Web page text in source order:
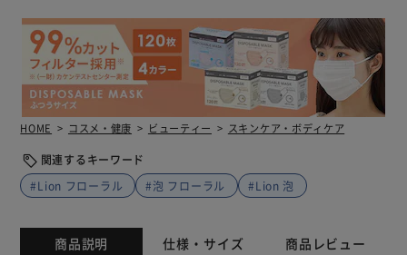
HOME コスメ・健康 ビューティー スキンケア・ボディケア
関連するキーワード
#Lion フローラル
#泡 フローラル #Lion 泡
商品説明 仕様・サイズ 商品レビュー